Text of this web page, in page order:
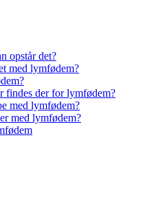
opstår det?
med lymfødem?
findes der for lymfødem?
med lymfødem?
med lymfødem?